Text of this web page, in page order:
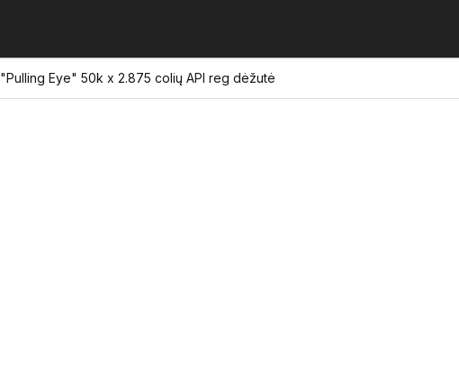
"Pulling Eye" 50k x 2.875 colių API reg dėžutė